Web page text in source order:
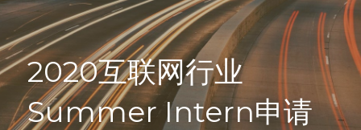
学生社群
联系我们
2020互联网行业
Summer Intern申请